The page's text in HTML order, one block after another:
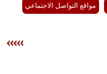
مواقع التواصل الاجتماعي